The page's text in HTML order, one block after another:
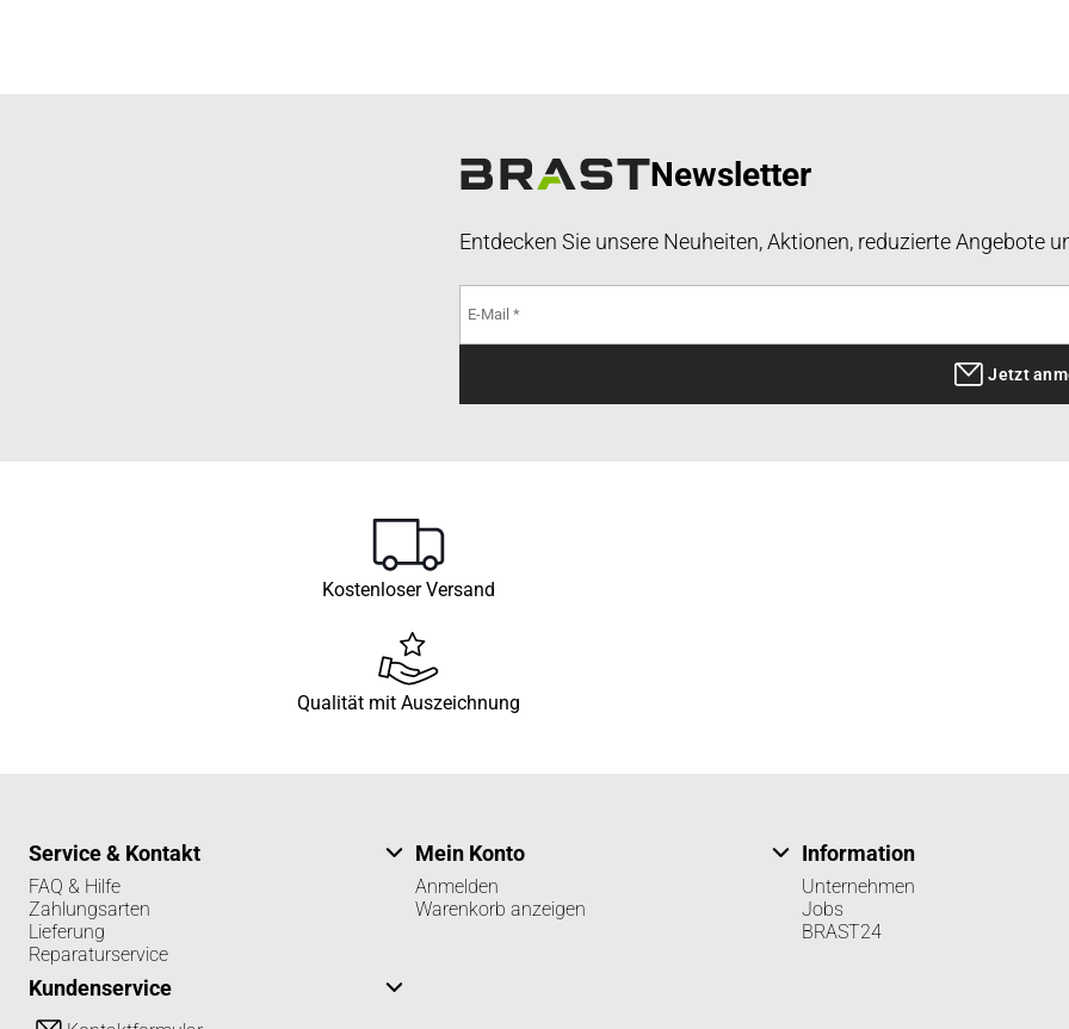
Newsletter
Entdecken Sie unsere Neuheiten, Aktionen, reduzierte Angebote
Jetzt
Kostenloser Versand
Qualität mit Auszeichnung
Service & Kontakt
FAQ & Hilfe
Zahlungsarten
Lieferung
Reparaturservice
Kundenservice
Mein Konto
Anmelden
Warenkorb anzeigen
Information
Unternehmen
Jobs
BRAST24